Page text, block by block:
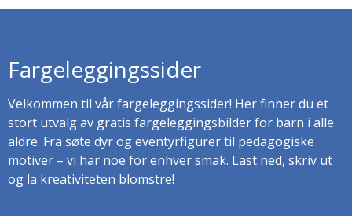
Fargeleggingssider
Velkommen til vår fargeleggingssider! Her finner du et
stort utvalg av gratis fargeleggingsbilder for barn i alle
aldre. Fra søte dyr og eventyrfigurer til pedagogiske
motiver – vi har noe for enhver smak. Last ned, skriv ut
og la kreativiteten blomstre!